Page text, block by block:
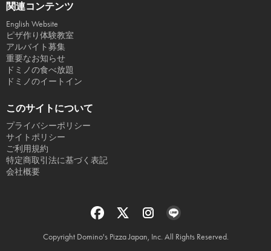
関連コンテンツ
English Website
ピザ作り体験教室
アルバイト募集
重要なお知らせ
ドミノの食べ放題
ドミノのイートイン
このサイトについて
プライバシーポリシー
サイトポリシー
ご利用規約
特定商取引法に基づく表記
会社概要
Copyright Domino's Pizza Japan, Inc. All Rights Reserved.